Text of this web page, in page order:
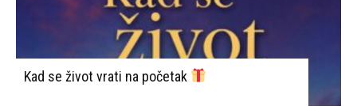
Kad se život vrati na početak